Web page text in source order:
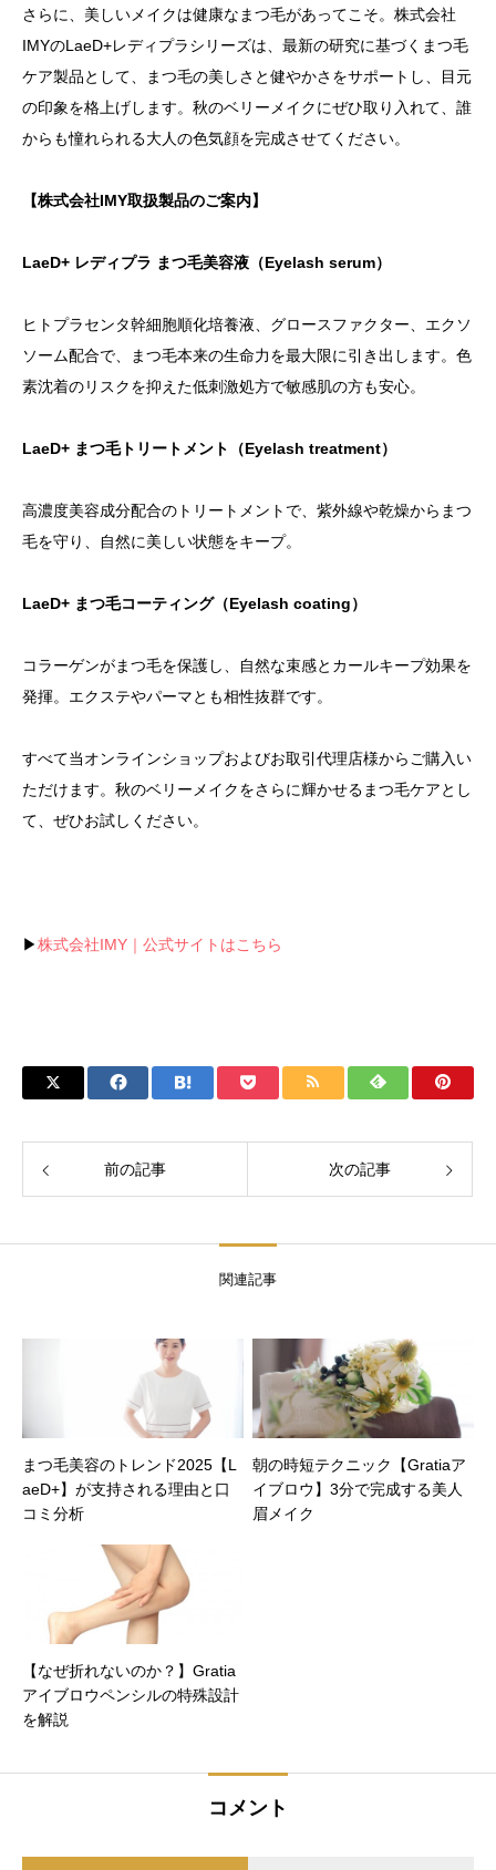
さらに、美しいメイクは健康なまつ毛があってこそ。株式会社
IMYのLaeD+レディプラシリーズは、最新の研究に基づくまつ毛
ケア製品として、まつ毛の美しさと健やかさをサポートし、目元
の印象を格上げします。秋のベリーメイクにぜひ取り入れて、誰
からも憧れられる大人の色気顔を完成させてください。
【株式会社IMY取扱製品のご案内】
LaeD+ レディプラ まつ毛美容液（Eyelash serum）
ヒトプラセンタ幹細胞順化培養液、グロースファクター、エクソ
ソーム配合で、まつ毛本来の生命力を最大限に引き出します。色
素沈着のリスクを抑えた低刺激処方で敏感肌の方も安心。
LaeD+ まつ毛トリートメント（Eyelash treatment）
高濃度美容成分配合のトリートメントで、紫外線や乾燥からまつ
毛を守り、自然に美しい状態をキープ。
LaeD+ まつ毛コーティング（Eyelash coating）
コラーゲンがまつ毛を保護し、自然な束感とカールキープ効果を
発揮。エクステやパーマとも相性抜群です。
すべて当オンラインショップおよびお取引代理店様からご購入い
ただけます。秋のベリーメイクをさらに輝かせるまつ毛ケアとし
て、ぜひお試しください。
▶株式会社IMY｜公式サイトはこちら
前の記事 次の記事
関連記事
まつ毛美容のトレンド2025【L
aeD+】が支持される理由と口
コミ分析
朝の時短テクニック【Gratiaア
イブロウ】3分で完成する美人
眉メイク
【なぜ折れないのか？】Gratia
アイブロウペンシルの特殊設計
を解説
コメント